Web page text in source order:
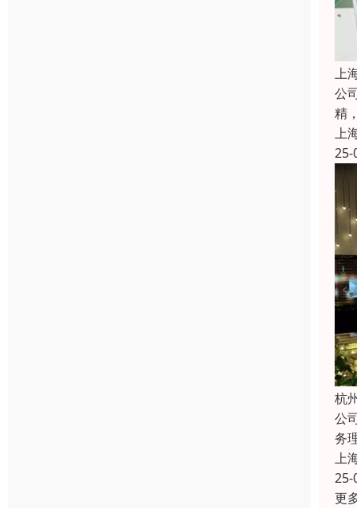
上
公
精
上
25-
杭
公
务
上
25-
更